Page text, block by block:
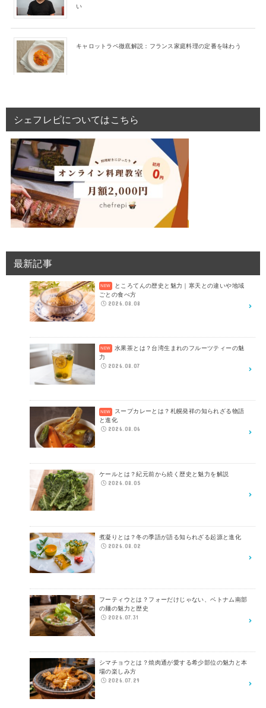
い
キャロットラペ徹底解説：フランス家庭料理の定番を味わう
シェフレピについてはこちら
最新記事
ところてんの歴史と魅力｜寒天との違いや地域
ごとの食べ方
2026.08.08
水果茶とは？台湾生まれのフルーツティーの魅
力
2026.08.07
スープカレーとは？札幌発祥の知られざる物語
と進化
2026.08.06
ケールとは？紀元前から続く歴史と魅力を解説
2026.08.05
煮凝りとは？冬の季語が語る知られざる起源と進化
2026.08.02
フーティウとは？フォーだけじゃない、ベトナム南部
の麺の魅力と歴史
2026.07.31
シマチョウとは？焼肉通が愛する希少部位の魅力と本
場の楽しみ方
2026.07.29